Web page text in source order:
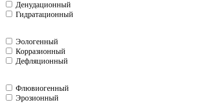
Денудационный
Гидратационный
Эологенный
Корразионный
Дефляционный
Флювиогенный
Эрозионный